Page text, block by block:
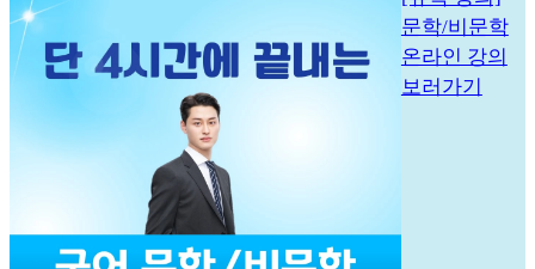
문학/비문학
온라인 강의
보러가기